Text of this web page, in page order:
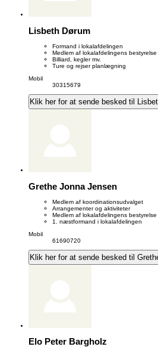
Lisbeth Dørum
Formand i lokalafdelingen
Medlem af lokalafdelingens bestyrelse
Billiard, kegler mv.
Ture og rejser planlægning
Mobil
30315679
Klik her for at sende besked til
Grethe Jonna Jensen
Medlem af koordinationsudvalget
Arrangementer og aktiviteter
Medlem af lokalafdelingens bestyrelse
1. næstformand i lokalafdelingen
Mobil
61690720
Klik her for at sende besked til
Elo Peter Bargholz